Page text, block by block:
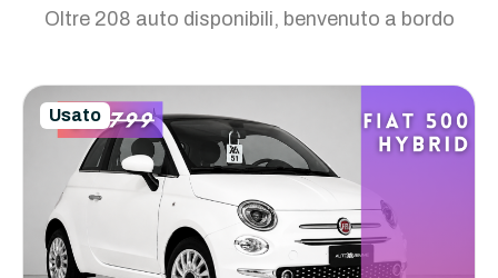
Oltre 208 auto disponibili, benvenuto a bordo
Usato